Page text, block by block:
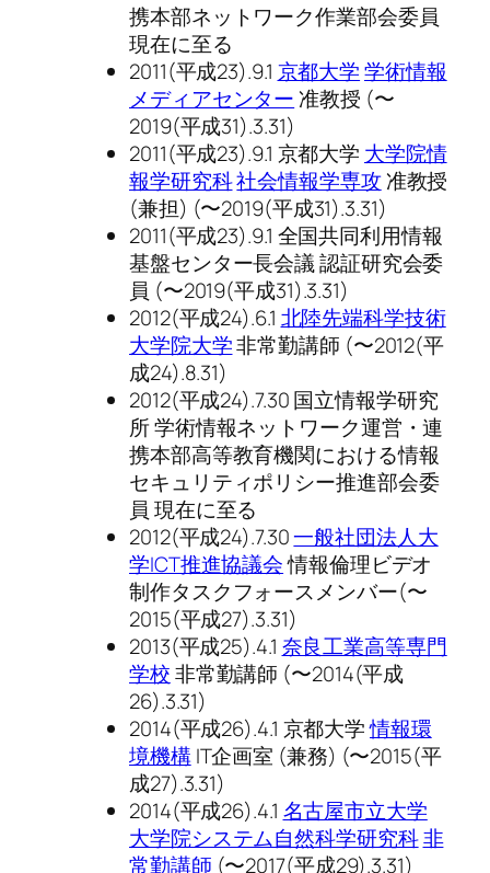
携本部ネットワーク作業部会委員
現在に至る
2011(平成23).9.1 京都大学学術情報
メディアセンター 准教授 (〜
2019(平成31).3.31)
2011(平成23).9.1 京都大学 大学院情
報学研究科社会情報学専攻准教授
(兼担) (〜2019(平成31).3.31)
2011(平成23).9.1 全国共同利用情報
基盤センター長会議 認証研究会委
員 (〜2019(平成31).3.31)
2012(平成24).6.1 北陸先端科学技術
大学院大学非常勤講師 (〜2012(平
成24).8.31)
2012(平成24).7.30 国立情報学研究
所 学術情報ネットワーク運営・連
携本部高等教育機関における情報
セキュリティポリシー推進部会委
員 現在に至る
2012(平成24).7.30一般社団法人大
学ICT推進協議会情報倫理ビデオ
制作タスクフォースメンバー(〜
2015(平成27).3.31)
2013(平成25).4.1 奈良工業高等専門
学校非常勤講師 (〜2014(平成
26).3.31)
2014(平成26).4.1 京都大学情報環
境機構IT企画室 (兼務) (〜2015(平
成27).3.31)
2014(平成26).4.1 名古屋市立大学
大学院システム自然科学研究科非
常勤講師 (〜2017(平成29).3.31)